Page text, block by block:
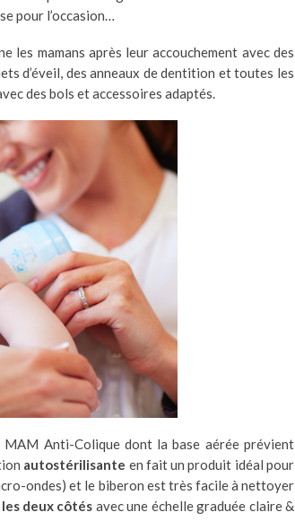
pour l’occasion…
les mamans après leur accouchement avec des
d’éveil, des anneaux de dentition et toutes les
des bols et accessoires adaptés.
MAM Anti-Colique dont la base aérée prévient
autostérilisante en fait un produit idéal pour
ondes) et le biberon est très facile à nettoyer
deux côtés avec une échelle graduée claire &